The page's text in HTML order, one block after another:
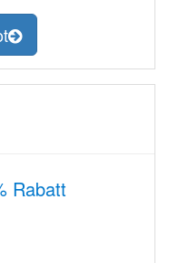
Rabatt